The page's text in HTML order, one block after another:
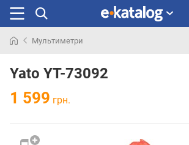
раніше
Мультиметри
Yato YT-73092
1 599 грн.